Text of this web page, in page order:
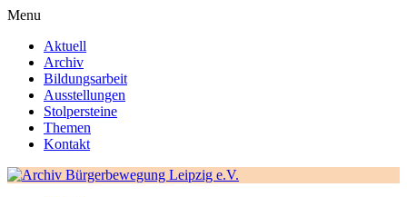
Menu
Aktuell
Archiv
Bildungsarbeit
Ausstellungen
Stolpersteine
Themen
Kontakt